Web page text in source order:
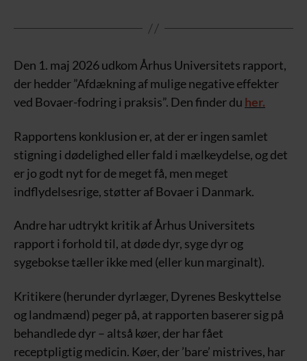
Den 1. maj 2026 udkom Århus Universitets rapport,
der hedder ”Afdækning af mulige negative effekter
ved Bovaer-fodring i praksis”. Den finder du her.
Rapportens konklusion er, at der er ingen samlet
stigning i dødelighed eller fald i mælkeydelse, og det
er jo godt nyt for de meget få, men meget
indflydelsesrige, støtter af Bovaer i Danmark.
Andre har udtrykt kritik af Århus Universitets
rapport i forhold til, at døde dyr, syge dyr og
sygebokse tæller ikke med (eller kun marginalt).
Kritikere (herunder dyrlæger, Dyrenes Beskyttelse
og landmænd) peger på, at rapporten baserer sig på
behandlede dyr – altså køer, der har fået
receptpligtig medicin. Køer, der ’bare’ mistrives, har